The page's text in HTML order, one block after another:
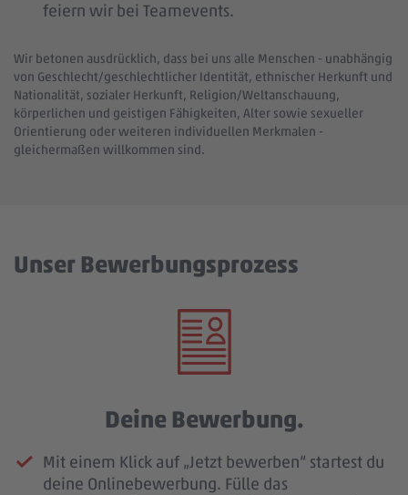
feiern wir bei Teamevents.
Wir betonen ausdrücklich, dass bei uns alle Menschen - unabhängig
von Geschlecht/geschlechtlicher Identität, ethnischer Herkunft und
Nationalität, sozialer Herkunft, Religion/Weltanschauung,
körperlichen und geistigen Fähigkeiten, Alter sowie sexueller
Orientierung oder weiteren individuellen Merkmalen -
gleichermaßen willkommen sind.
Unser Bewerbungsprozess
Deine Bewerbung.
Mit einem Klick auf „Jetzt bewerben“ startest du
deine Onlinebewerbung. Fülle das